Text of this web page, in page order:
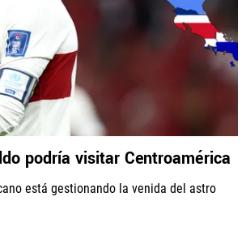
podría visitar Centroamérica
está gestionando la venida del astro